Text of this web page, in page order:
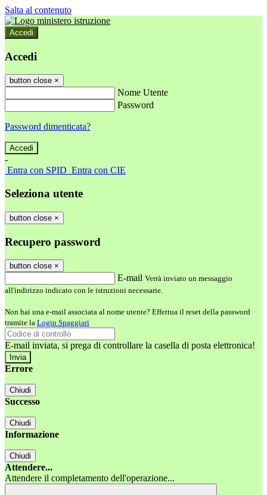
Salta al contenuto
Accedi
Accedi
button close ×
Nome Utente
Password
Password dimenticata?
-
Entra con SPID Entra con CIE
Seleziona utente
button close ×
Recupero password
button close ×
E-mail Verrà inviato un messaggio
all'indirizzo indicato con le istruzioni necessarie.
Non hai una e-mail associata al nome utente? Effettua il reset della password
tramite la Login Spaggiari
E-mail inviata, si prega di controllare la casella di posta elettronica!
Errore
Chiudi
Successo
Chiudi
Informazione
Chiudi
Attendere...
Attendere il completamento dell'operazione...